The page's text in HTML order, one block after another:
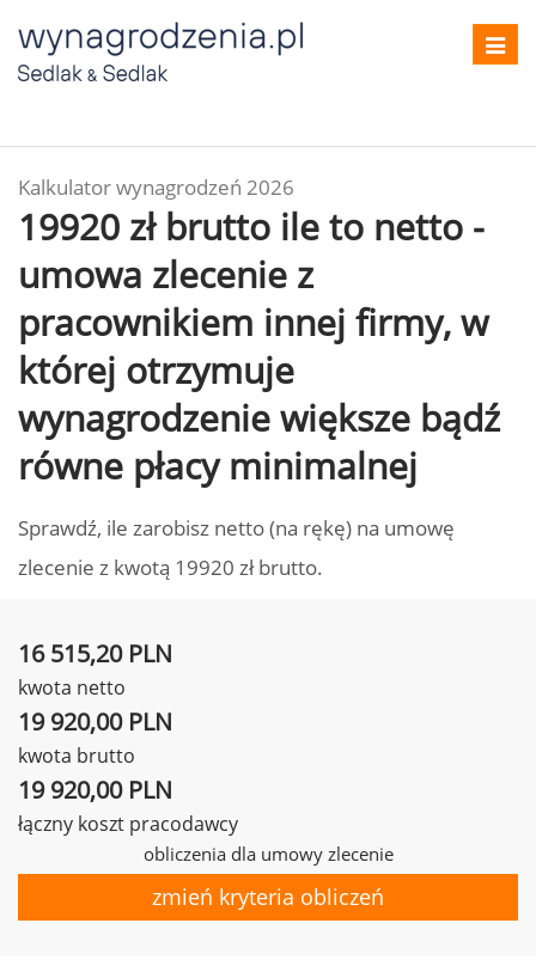
Kalkulator wynagrodzeń 2026
19920 zł brutto ile to netto -
umowa zlecenie z
pracownikiem innej firmy, w
której otrzymuje
wynagrodzenie większe bądź
równe płacy minimalnej
Sprawdź, ile zarobisz netto (na rękę) na umowę
zlecenie z kwotą 19920 zł brutto.
16 515,20 PLN
kwota netto
19 920,00 PLN
kwota brutto
19 920,00 PLN
łączny koszt pracodawcy
obliczenia dla umowy zlecenie
zmień kryteria obliczeń